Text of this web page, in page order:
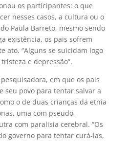
os participantes: o que
nesses casos, a cultura ou o
Paula Barreto, mesmo sendo
existência, os pais sofrem
ato. “Alguns se suicidam logo
e depressão”.
em que os pais
seu povo para tentar salvar a
o de duas crianças da etnia
uma com pseudo-
com paralisia cerebral. “Os
governo para tentar curá-las,